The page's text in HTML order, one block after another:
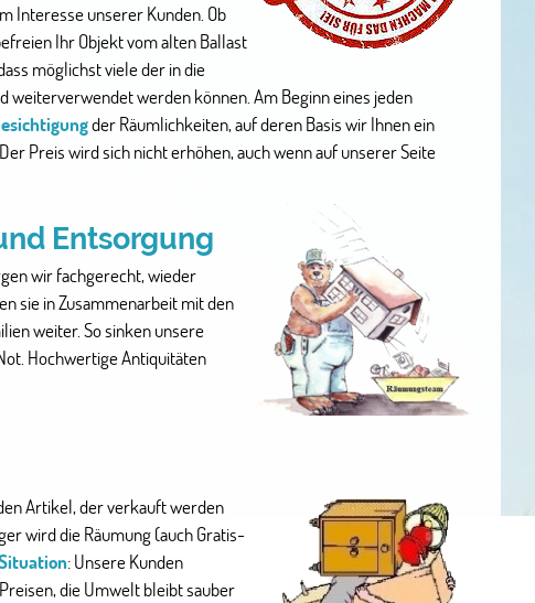
Interesse unserer Kunden. Ob
Ihr Objekt vom alten Ballast
möglichst viele der in die
werden können. Am Beginn eines jeden
der Räumlichkeiten, auf deren Basis wir Ihnen ein
Preis wird sich nicht erhöhen, auch wenn auf unserer Seite
Entsorgung
wir fachgerecht, wieder
sie in Zusammenarbeit mit den
weiter. So sinken unsere
Hochwertige Antiquitäten
Artikel, der verkauft werden
wird die Räumung (auch Gratis-
: Unsere Kunden
die Umwelt bleibt sauber